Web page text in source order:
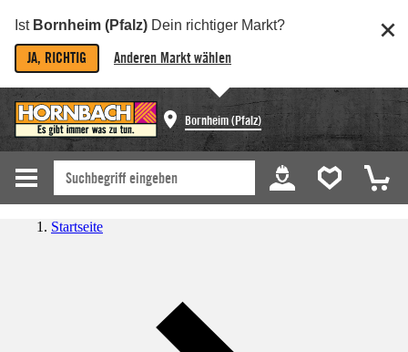
Ist Bornheim (Pfalz) Dein richtiger Markt?
JA, RICHTIG Anderen Markt wählen
Bornheim (Pfalz)
Startseite